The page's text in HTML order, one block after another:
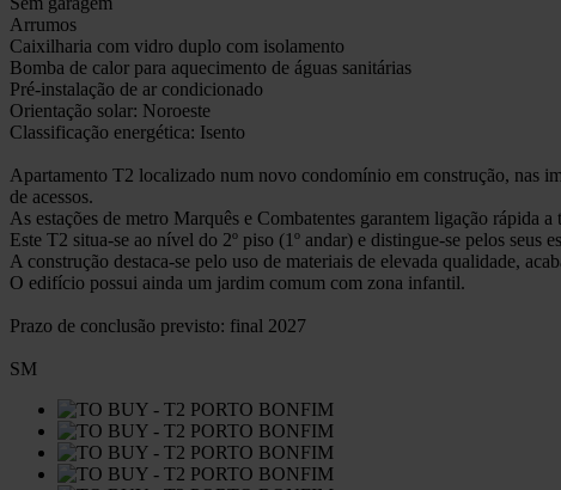
Arrumos
Caixilharia com vidro duplo com isolamento
Bomba de calor para aquecimento de águas sanitárias
Pré-instalação de ar condicionado
Orientação solar: Noroeste
Classificação energética: Isento
Apartamento T2 localizado num novo condomínio em construção, nas
de acessos.
As estações de metro Marquês e Combatentes garantem ligação rápida
Este T2 situa-se ao nível do 2º piso (1º andar) e distingue-se pelos seus
A construção destaca-se pelo uso de materiais de elevada qualidade,
O edifício possui ainda um jardim comum com zona infantil.
Prazo de conclusão previsto: final 2027
SM